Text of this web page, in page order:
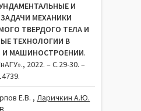
И
МЕХАНИКИ
ТВЕРДОГО ТЕЛА И
ТЕХНОЛОГИИ В
И МАШИНОСТРОЕНИИ.
2022. – C.29-30. –
Е.В. ,Ларичкин А.Ю.